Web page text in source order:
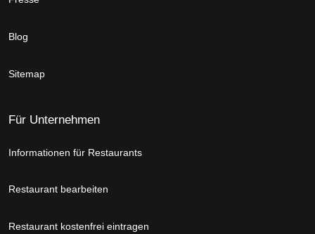
Blog
Sitemap
Für Unternehmen
Informationen für Restaurants
Restaurant bearbeiten
Restaurant kostenfrei eintragen